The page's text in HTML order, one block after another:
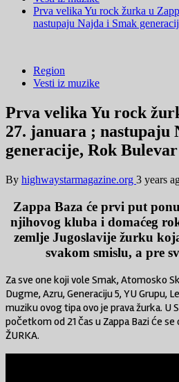
Prva velika Yu rock žurka u
nastupaju Najda i Smak
Region
Vesti iz muzike
Prva velika Yu rock
27. januara ; nastupaju
generacije, Rok
By highwaystarmagazine.org 3 years
Zappa Baza će prvi put
njihovog kluba i domaćeg
zemlje Jugoslavije žurku
svakom smislu, a pre
Za sve one koji vole Smak, Atomosko
Dugme, Azru, Generaciju 5, YU Grupu,
muziku ovog tipa ovo je prava žurka. U
početkom od 21 čas u Zappa Bazi će se
ŽURKA.